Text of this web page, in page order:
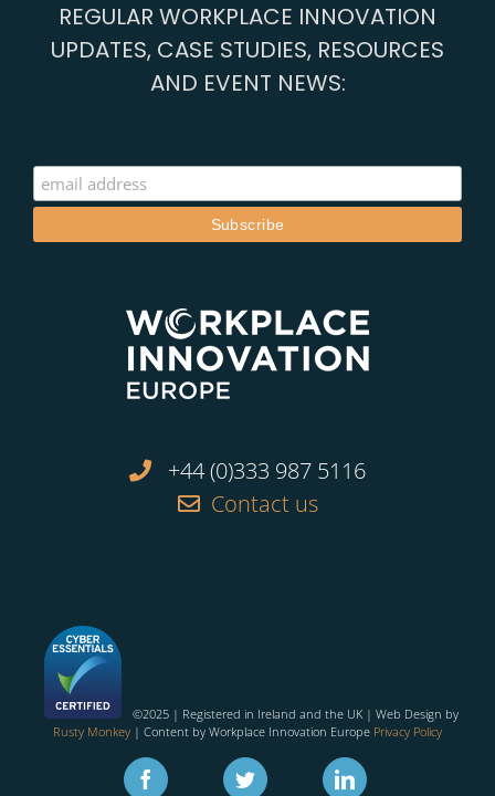
REGULAR WORKPLACE INNOVATION
UPDATES, CASE STUDIES, RESOURCES
AND EVENT NEWS:
+44 (0)333 987 5116
Contact us
©2025 | Registered in Ireland and the UK | Web Design by
Rusty Monkey | Content by Workplace Innovation Europe Privacy Policy
Facebook Twitter Linkedin